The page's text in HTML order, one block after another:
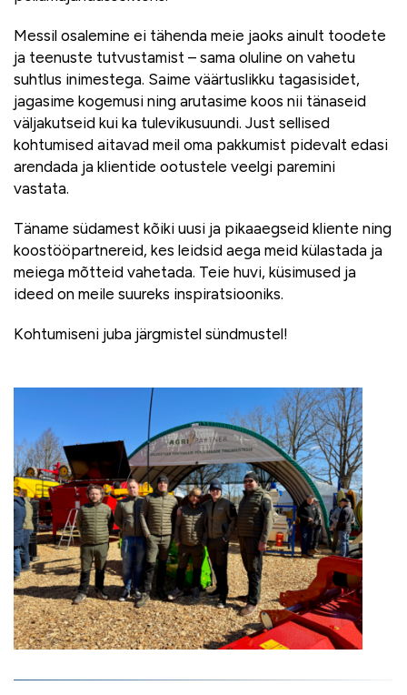
Messil osalemine ei tähenda meie jaoks ainult toodete
ja teenuste tutvustamist – sama oluline on vahetu
suhtlus inimestega. Saime väärtuslikku tagasisidet,
jagasime kogemusi ning arutasime koos nii tänaseid
väljakutseid kui ka tulevikusuundi. Just sellised
kohtumised aitavad meil oma pakkumist pidevalt edasi
arendada ja klientide ootustele veelgi paremini
vastata.
Täname südamest kõiki uusi ja pikaaegseid kliente ning
koostööpartnereid, kes leidsid aega meid külastada ja
meiega mõtteid vahetada. Teie huvi, küsimused ja
ideed on meile suureks inspiratsiooniks.
Kohtumiseni juba järgmistel sündmustel!